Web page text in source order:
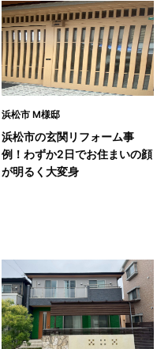
浜松市 M様邸
浜松市の玄関リフォーム事
例！わずか2日でお住まいの顔
が明るく大変身